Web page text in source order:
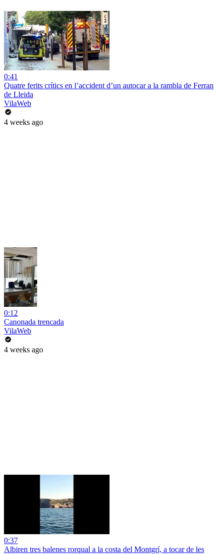
0:41
Quatre ferits crítics en l’accident d’un autocar a la rambla de Ferran
de Lleida
VilaWeb
4 weeks ago
0:12
Canonada trencada
VilaWeb
4 weeks ago
0:37
Albiren tres balenes rorqual a la costa del Montgrí, a tocar de les